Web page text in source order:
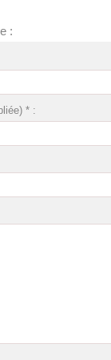
:
* :